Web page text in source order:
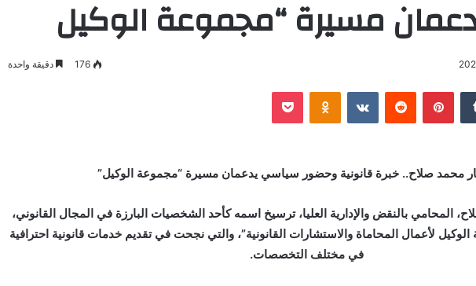
مسيرة “مجموعة الوكيل
176 دقيقة واحدة
‏Tumblr بينتيريست ‏Reddit
‏VKontakte
Odnoklassniki بوكيت
محمد صلاح.. خبرة قانونية وحضور سياسي يدعمان مسيرة “مجموعة الوكيل”
المحامي بالنقض والإدارية العليا، ترسيخ اسمه كأحد الشخصيات البارزة في المجال القانوني،
لأعمال المحاماة والاستشارات القانونية”، والتي نجحت في تقديم خدمات قانونية احترافية
في مختلف التخصصات.